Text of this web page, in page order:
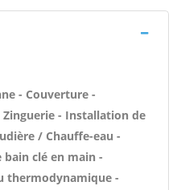
- Couverture -
- Installation de
/ Chauffe-eau -
bain clé en main -
thermodynamique -